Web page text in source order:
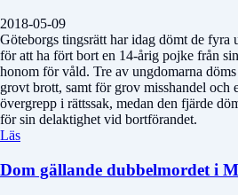
2018-05-09
Göteborgs tingsrätt har idag dömt de fyra
för att ha fört bort en 14-årig pojke från
honom för våld. Tre av ungdomarna
grovt brott, samt för grov misshandel och
övergrepp i rättssak, medan den fjärde
för sin delaktighet vid bortförandet.
Läs
Dom gällande dubbelmordet i